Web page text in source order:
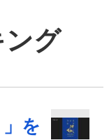
ング
を